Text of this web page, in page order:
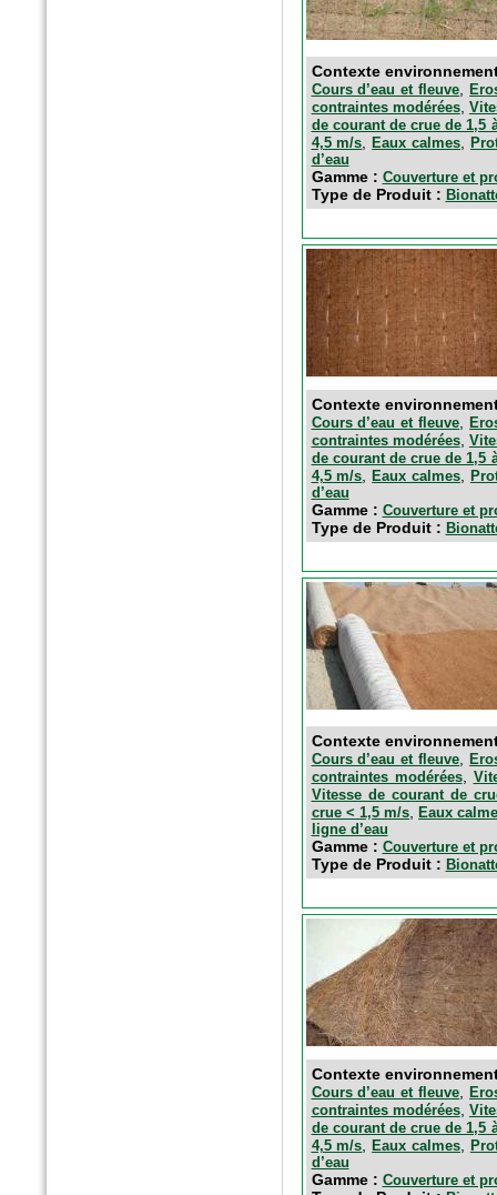
Contexte
Cours d’eau et fleuve ,
contraintes modérées,
de courant de crue de 1,5
4,5 m/s ,Eaux calmes
d’eau
Gamme : Couverture et
Type de Produit :
Contexte
Cours d’eau et fleuve ,
contraintes modérées,
de courant de crue de 1,5
4,5 m/s ,Eaux calmes
d’eau
Gamme : Couverture et
Type de Produit :
Contexte
Cours d’eau et fleuve ,
contraintes modérées,
Vitesse de courant de
crue < 1,5 m/s,Eaux
ligne d’eau
Gamme : Couverture et
Type de Produit :
Contexte
Cours d’eau et fleuve ,
contraintes modérées,
de courant de crue de 1,5
4,5 m/s ,Eaux calmes
d’eau
Gamme : Couverture et